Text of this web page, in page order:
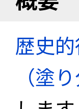
歴史
（塗